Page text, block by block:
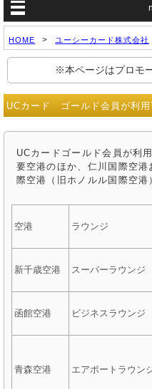
HOME > ユーシーカード株式会社
※本ページはプロモ
UCカード ゴールド会員が利用
UCカードゴールド会員が利
要空港のほか、仁川国際空
際空港（旧ホノルル国際空港
空港 ラウンジ
新千歳空港 スーパーラウンジ
函館空港 ビジネスラウン
青森空港 エアポートラウン